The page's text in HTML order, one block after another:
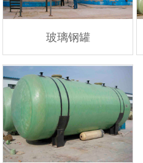
玻璃钢罐